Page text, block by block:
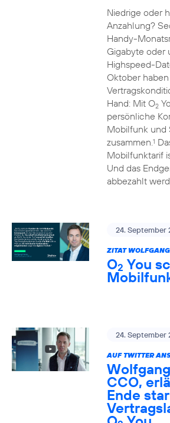
Niedrige oder
Anzahlung?
Handy-
Gigabyte oder
Highspeed-
Oktober
Hand: Mit O2
persönliche
Mobilfunk und
zusammen.1
Mobilfunktarif
Und das
abbezahlt
24. September
ZITAT
O2 You
24. September
AUF TWITTER
CCO,
Ende